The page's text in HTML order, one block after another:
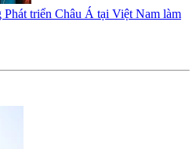
triển Châu Á tại Việt Nam làm